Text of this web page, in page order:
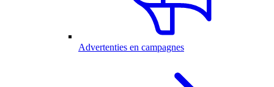
Advertenties en campagnes